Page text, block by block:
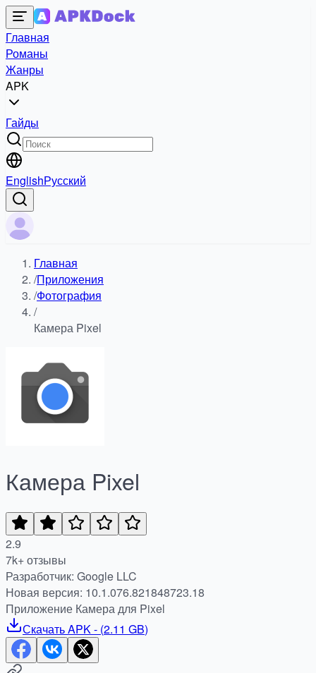
Главная
Романы
Жанры
APK
Гайды
EnglishРусский
Главная
/Приложения
/Фотография
/
Камера Pixel
Камера Pixel
2.9
7k+ отзывы
Разработчик: Google LLC
Новая версия: 10.1.076.821848723.18
Приложение Камера для Pixel
СкачатьAPK- (2.11 GB)